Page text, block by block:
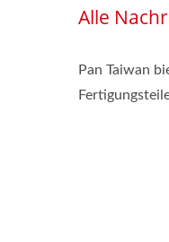
Alle
Pan Taiwan